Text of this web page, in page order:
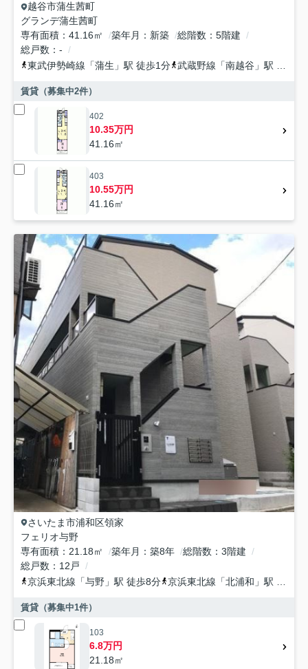
越谷市蒲生茜町
グランデ蒲生茜町
専有面積
41.16㎡ 築年月 新築 総階数
5階建
総戸数
-
東武伊勢崎線 「蒲生 」駅 徒歩1分 武蔵野線 「南越谷 」駅 徒歩12分
賃貸（募集中2件）
402
10.35万円
41.16㎡
403
10.55万円
41.16㎡
さいたま市浦和区領家
フェリオ与野
専有面積
21.18㎡ 築年月 築8年 総階数
3階建
総戸数
12戸
京浜東北線 「与野 」駅 徒歩8分 京浜東北線 「北浦和 」駅 徒歩21分
賃貸（募集中1件）
103
6.8万円
21.18㎡